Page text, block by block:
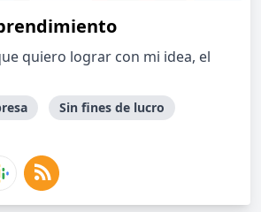
quiero lograr con mi idea, el
Sin fines de lucro